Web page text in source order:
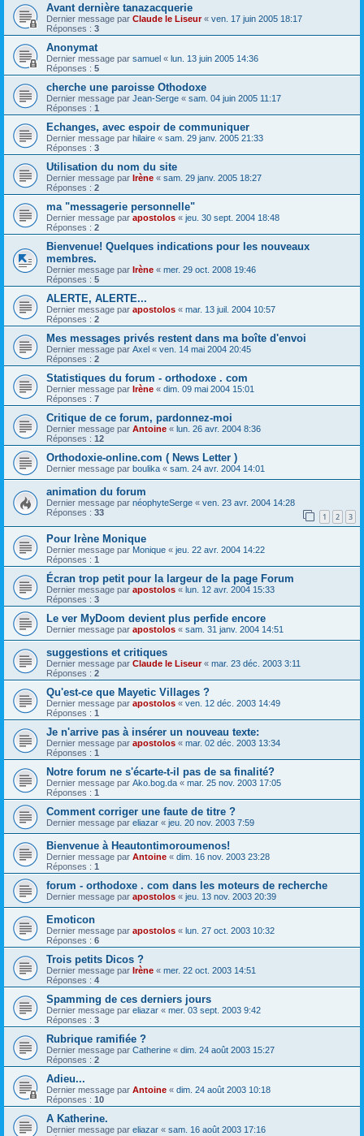
Avant dernière tanazacquerie
Dernier message par Claude le Liseur« ven. 17 juin 2005 18:17
Réponses : 3
Anonymat
Dernier message par samuel « lun. 13 juin 2005 14:36
Réponses : 5
cherche une paroisse Othodoxe
Dernier message par Jean-Serge « sam. 04 juin 2005 11:17
Réponses : 1
Echanges, avec espoir de communiquer
Dernier message par hilaire « sam. 29 janv. 2005 21:33
Réponses : 3
Utilisation du nom du site
Dernier message par Irène « sam. 29 janv. 2005 18:27
Réponses : 2
ma "messagerie personnelle"
Dernier message par apostolos « jeu. 30 sept. 2004 18:48
Réponses : 2
Bienvenue! Quelques indications pour les nouveaux
membres.
Dernier message par Irène « mer. 29 oct. 2008 19:46
Réponses : 5
ALERTE, ALERTE...
Dernier message par apostolos « mar. 13 juil. 2004 10:57
Réponses : 2
Mes messages privés restent dans ma boîte d'envoi
Dernier message par Axel « ven. 14 mai 2004 20:45
Réponses : 2
Statistiques du forum - orthodoxe . com
Dernier message par Irène « dim. 09 mai 2004 15:01
Réponses : 7
Critique de ce forum, pardonnez-moi
Dernier message par Antoine « lun. 26 avr. 2004 8:36
Réponses : 12
Orthodoxie-online.com ( News Letter )
Dernier message par boulika « sam. 24 avr. 2004 14:01
animation du forum
Dernier message par néophyteSerge « ven. 23 avr. 2004 14:28
Réponses : 33 1 2 3
Pour Irène Monique
Dernier message par Monique « jeu. 22 avr. 2004 14:22
Réponses : 1
Écran trop petit pour la largeur de la page Forum
Dernier message par apostolos « lun. 12 avr. 2004 15:33
Réponses : 3
Le ver MyDoom devient plus perfide encore
Dernier message par apostolos « sam. 31 janv. 2004 14:51
suggestions et critiques
Dernier message par Claude le Liseur« mar. 23 déc. 2003 3:11
Réponses : 2
Qu'est-ce que Mayetic Villages ?
Dernier message par apostolos « ven. 12 déc. 2003 14:49
Réponses : 1
Je n'arrive pas à insérer un nouveau texte:
Dernier message par apostolos « mar. 02 déc. 2003 13:34
Réponses : 1
Notre forum ne s'écarte-t-il pas de sa finalité?
Dernier message par Ako.bog.da « mar. 25 nov. 2003 17:05
Réponses : 1
Comment corriger une faute de titre ?
Dernier message par eliazar « jeu. 20 nov. 2003 7:59
Bienvenue à Heautontimoroumenos!
Dernier message par Antoine « dim. 16 nov. 2003 23:28
Réponses : 1
forum - orthodoxe . com dans les moteurs de recherche
Dernier message par apostolos « jeu. 13 nov. 2003 20:39
Emoticon
Dernier message par apostolos « lun. 27 oct. 2003 10:32
Réponses : 6
Trois petits Dicos ?
Dernier message par Irène « mer. 22 oct. 2003 14:51
Réponses : 4
Spamming de ces derniers jours
Dernier message par eliazar « mer. 03 sept. 2003 9:42
Réponses : 3
Rubrique ramifiée ?
Dernier message par Catherine « dim. 24 août 2003 15:27
Réponses : 2
Adieu...
Dernier message par Antoine « dim. 24 août 2003 10:18
Réponses : 10
A Katherine.
Dernier message par eliazar « sam. 16 août 2003 17:16